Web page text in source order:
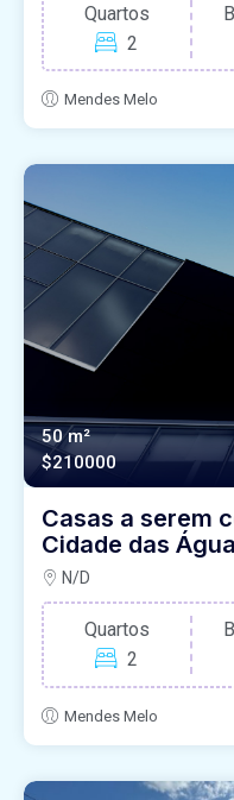
Quartos
2
Mendes Melo
50 m²
$210000
Casas a serem
Cidade das
N/D
Quartos
2
Mendes Melo